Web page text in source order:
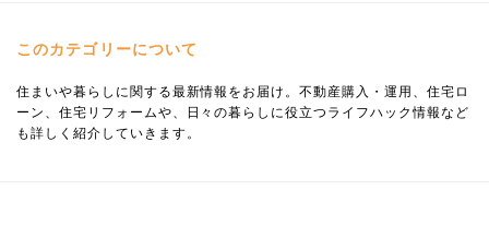
このカテゴリーについて
住まいや暮らしに関する最新情報をお届け。不動産購入・運用、住宅ロ
ーン、住宅リフォームや、日々の暮らしに役立つライフハック情報など
も詳しく紹介していきます。